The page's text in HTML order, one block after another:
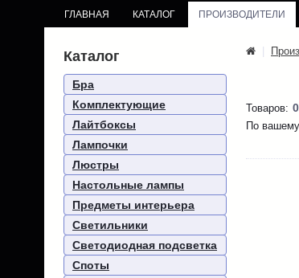
ГЛАВНАЯ КАТАЛОГ ПРОИЗВОДИТЕЛИ
Каталог
Бра
Комплектующие
Лайтбоксы
Лампочки
Люстры
Настольные лампы
Предметы интерьера
Светильники
Светодиодная подсветка
Споты
Товаров: 0
По